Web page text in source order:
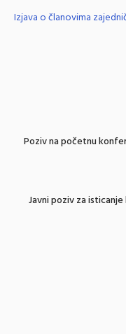
Izjava o članovima
Poziv na početnu
Javni poziv za